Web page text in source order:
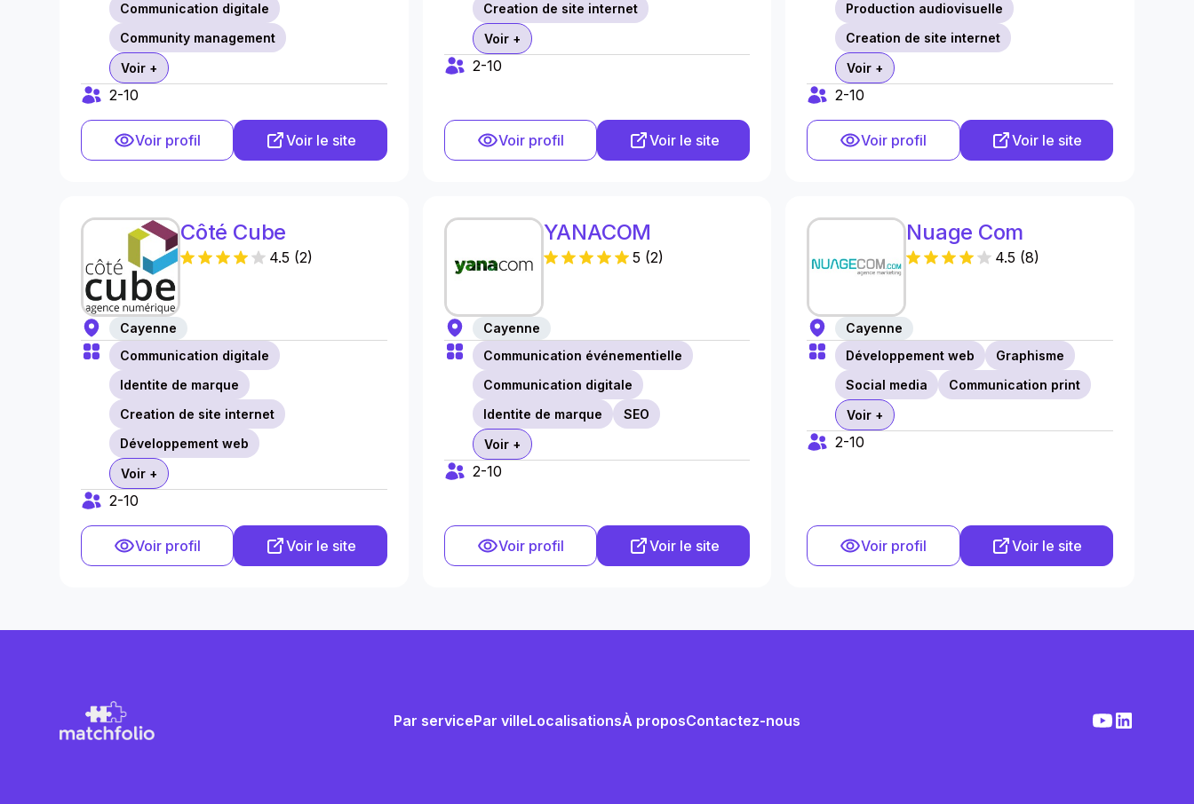
Communication digitale
Community management
Voir +
2-10
Voir profil Voir le site
Creation de site internet
Voir +
2-10
Voir profil Voir le site
Production audiovisuelle
Creation de site internet
Voir +
2-10
Voir profil Voir le site
Côté Cube
4.5 (2)
Cayenne
Communication digitale
Identite de marque
Creation de site internet
Développement web
Voir +
2-10
Voir profil Voir le site
YANACOM
5 (2)
Cayenne
Communication événementielle
Communication digitale
Identite de marque
SEO
Voir +
2-10
Voir profil Voir le site
Nuage Com
4.5 (8)
Cayenne
Développement web
Graphisme
Social media
Communication print
Voir +
2-10
Voir profil Voir le site
Par servicePar villeLocalisationsÀ proposContactez-nous